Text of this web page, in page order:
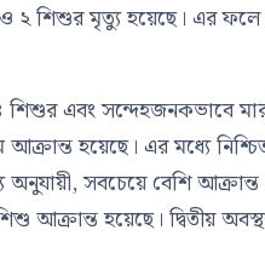
২ শিশুর মৃত্যু হয়েছে। এর
শিশুর এবং সন্দেহজনকভাবে
হয়েছে। এর মধ্যে
সবচেয়ে বেশি
আক্রান্ত হয়েছে। দ্বিতীয়